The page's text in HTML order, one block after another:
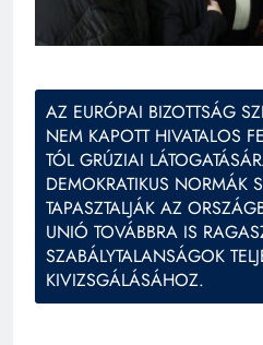
AZ EURÓPAI BIZOTTSÁG
NEM KAPOTT HIVATALOS
TÓL GRÚZIAI
DEMOKRATIKUS NORMÁK
TAPASZTALJÁK AZ
UNIÓ TOVÁBBRA IS
SZABÁLYTALANSÁGOK
KIVIZSGÁLÁSÁHOZ.